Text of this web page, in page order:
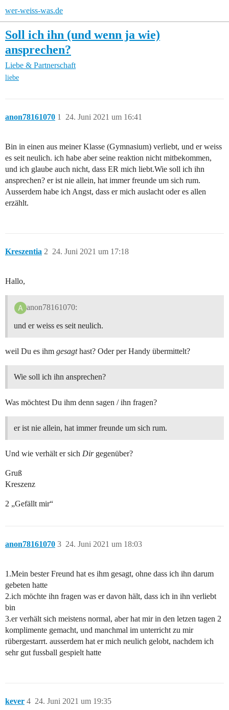
wer-weiss-was.de
Soll ich ihn (und wenn ja wie)
ansprechen?
Liebe & Partnerschaft
liebe
anon78161070 24. Juni 2021 um 16:41
1
Bin in einen aus meiner Klasse (Gymnasium) verliebt, und er weiss
es seit neulich. ich habe aber seine reaktion nicht mitbekommen,
und ich glaube auch nicht, dass ER mich liebt.Wie soll ich ihn
ansprechen? er ist nie allein, hat immer freunde um sich rum.
Ausserdem habe ich Angst, dass er mich auslacht oder es allen
erzählt.
Kreszentia 24. Juni 2021 um 17:18
2
Hallo,
anon78161070:
und er weiss es seit neulich.
weil Du es ihm gesagthast? Oder per Handy übermittelt?
Wie soll ich ihn ansprechen?
Was möchtest Du ihm denn sagen / ihn fragen?
er ist nie allein, hat immer freunde um sich rum.
Und wie verhält er sich Dirgegenüber?
Gruß
Kreszenz
2 „Gefällt mir“
anon78161070 24. Juni 2021 um 18:03
3
1.Mein bester Freund hat es ihm gesagt, ohne dass ich ihn darum
gebeten hatte
2.ich möchte ihn fragen was er davon hält, dass ich in ihn verliebt
bin
3.er verhält sich meistens normal, aber hat mir in den letzen tagen 2
komplimente gemacht, und manchmal im unterricht zu mir
rübergestarrt. ausserdem hat er mich neulich gelobt, nachdem ich
sehr gut fussball gespielt hatte
kever 24. Juni 2021 um 19:35
4